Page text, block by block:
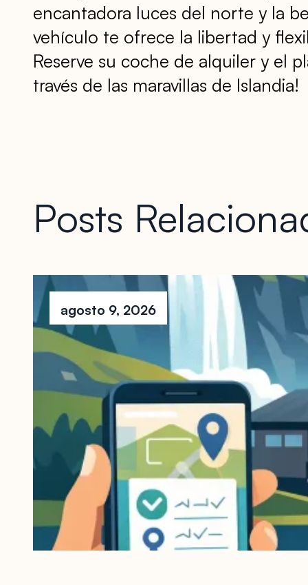
encantadora luces del norte y la
vehículo te ofrece la libertad y
Reserve su coche de alquiler y el
través de las maravillas de Islandia!
Posts
agosto 9, 2026